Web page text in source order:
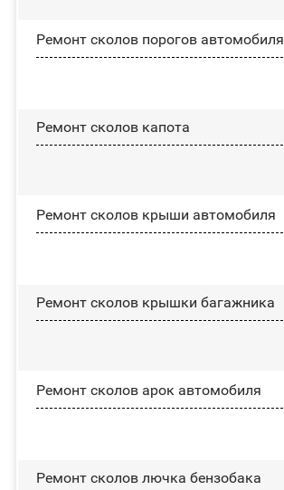
Ремонт сколов порогов автомобиля
Ремонт сколов капота
Ремонт сколов крыши автомобиля
Ремонт сколов крышки багажника
Ремонт сколов арок автомобиля
Ремонт сколов лючка бензобака